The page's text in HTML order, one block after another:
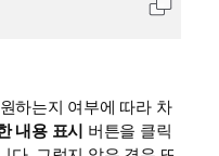
클립보
하는지 여부에 따라 차
내용 표시 버튼을 클릭